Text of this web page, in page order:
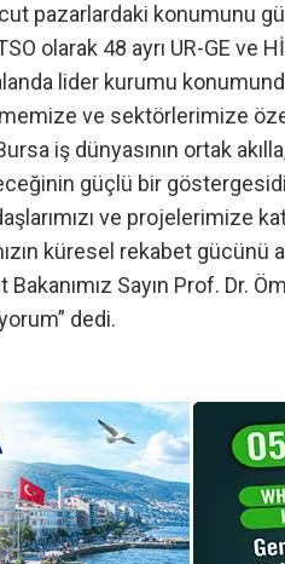
pazarlardaki konumunu
olarak 48 ayrı UR-GE
lider kurumu
ve sektörlerimize
iş dünyasının ortak
güçlü bir
ve projelerimize
küresel rekabet gücünü
Sayın Prof. Dr.
dedi.